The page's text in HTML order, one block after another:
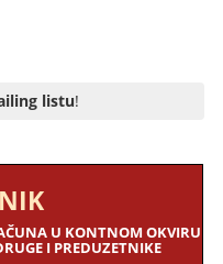
listu!
U KONTNOM OKVIRU
I PREDUZETNIKE